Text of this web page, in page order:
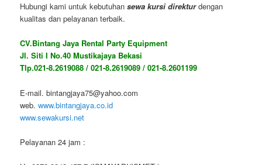
Hubungi kami untuk kebutuhansewa kursi direkturdengan
kualitas dan pelayanan terbaik.
CV.Bintang Jaya Rental Party Equipment
Jl. Siti I No.40 Mustikajaya Bekasi
Tlp.021-8.2619088 / 021-8.2619089 / 021-8.2601199
E-mail. bintangjaya75@yahoo.com
web.www.bintangjaya.co.id
www.sewakursi.net
Pelayanan 24 jam :